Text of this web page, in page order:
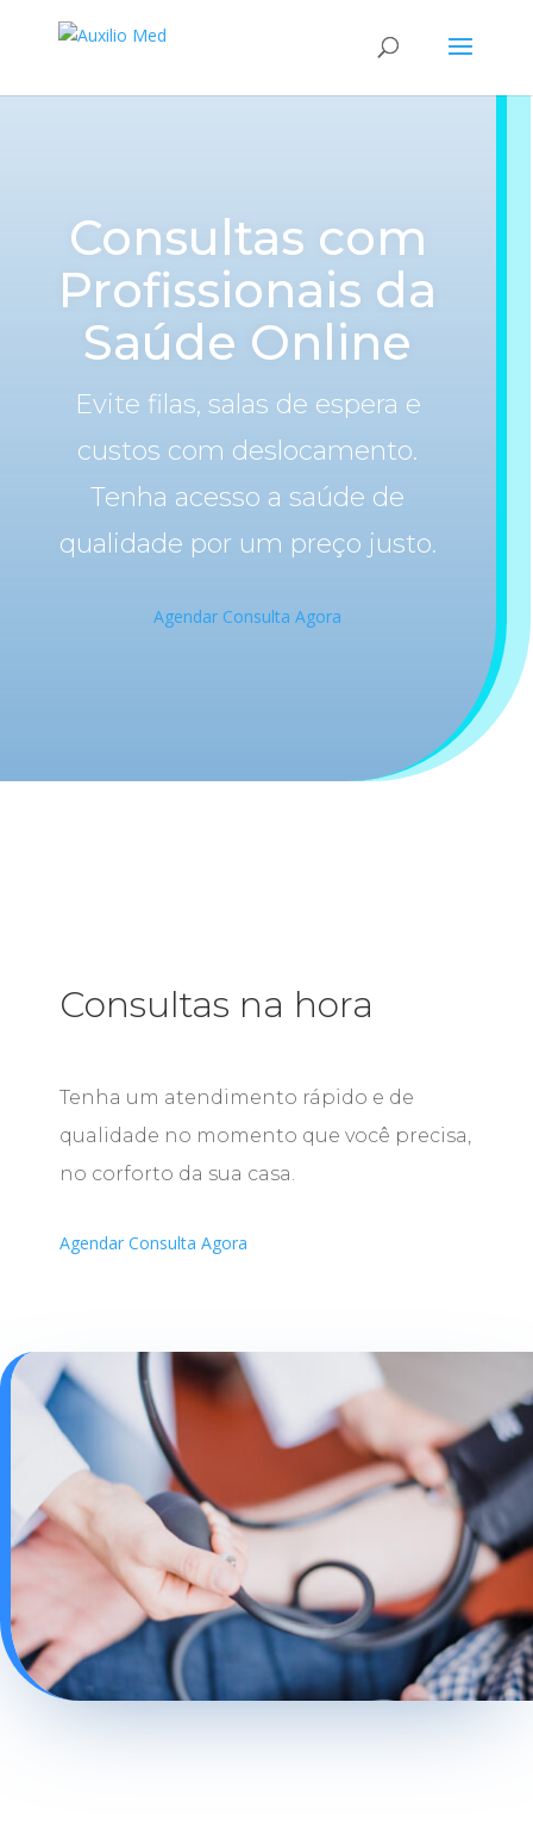
Consultas com
Profissionais da
Saúde Online
Evite filas, salas de espera e
custos com deslocamento.
Tenha acesso a saúde de
qualidade por um preço justo.
Agendar Consulta Agora
Consultas na hora
Tenha um atendimento rápido e de
qualidade no momento que você precisa,
no corforto da sua casa.
Agendar Consulta Agora